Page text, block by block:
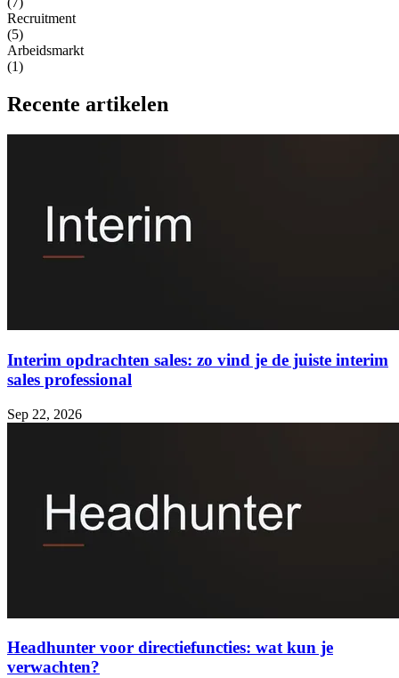
Recruitment
(5)
Arbeidsmarkt
(1)
Recente artikelen
Interim opdrachten sales: zo vind je de juiste interim
sales professional
Sep 22, 2026
Headhunter voor directiefuncties: wat kun je
verwachten?